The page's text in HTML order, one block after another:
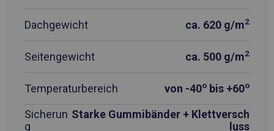
Dachgewicht ca. 620 g/m2
Seitengewicht ca. 500 g/m2
Temperaturbereich von -40o bis +60o
Sicherun
g
Starke Gummibänder + Klettversch
luss